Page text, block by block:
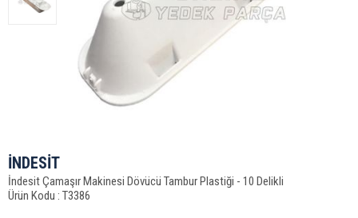
İNDESİT
İndesit Çamaşır Makinesi Dövücü Tambur Plastiği - 10 Delikli
Ürün Kodu : T3386